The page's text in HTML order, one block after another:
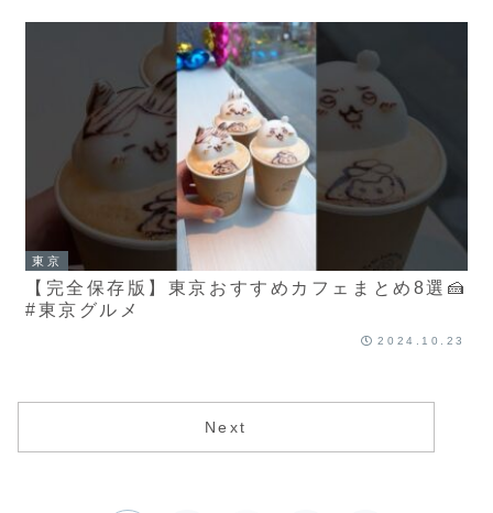
東京
【完全保存版】東京おすすめカフェまとめ8選🍰
#東京グルメ
2024.10.23
Next